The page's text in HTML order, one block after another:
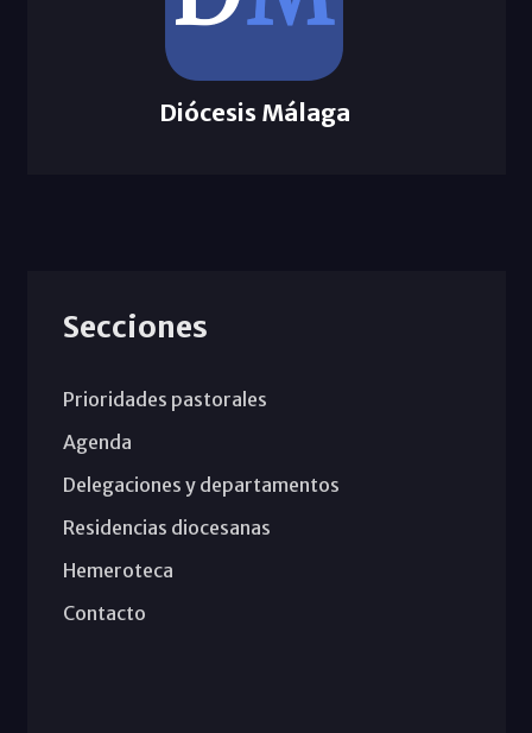
Diócesis Málaga
Secciones
Prioridades pastorales
Agenda
Delegaciones y departamentos
Residencias diocesanas
Hemeroteca
Contacto